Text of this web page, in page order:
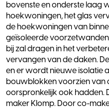
bovenste en onderste laag
hoekwoningen, het glas
de hoekwoningen van
geïsoleerde
bij zal dragen in het
vervangen van de daken.
en er wordt nieuwe isolatie
bouwblokken voorzien van
oorspronkelijk ook
maker Klomp. Door co-